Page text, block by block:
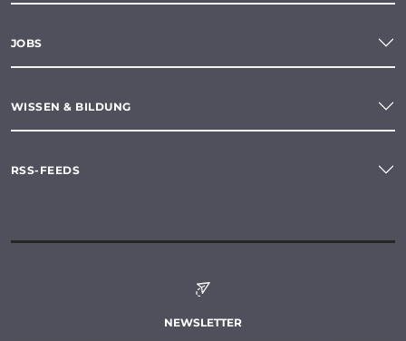
JOBS
WISSEN & BILDUNG
RSS-FEEDS
NEWSLETTER